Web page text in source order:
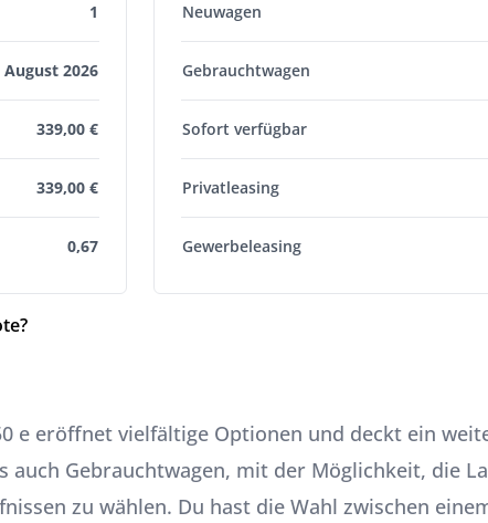
1
August 2026
339,00 €
339,00 €
0,67
Neuwagen
Gebrauchtwagen
Sofort verfügbar
Privatleasing
Gewerbeleasing
e eröffnet vielfältige Optionen und deckt ein
auch Gebrauchtwagen, mit der Möglichkeit, die
zu wählen. Du hast die Wahl zwischen